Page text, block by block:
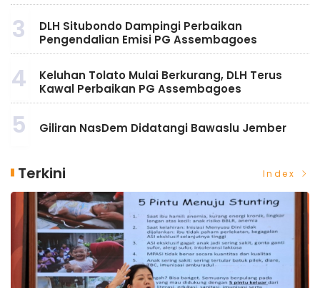
3
DLH Situbondo Dampingi Perbaikan
Pengendalian Emisi PG Assembagoes
4
Keluhan Tolato Mulai Berkurang, DLH Terus
Kawal Perbaikan PG Assembagoes
5 Giliran NasDem Didatangi Bawaslu Jember
Terkini Index